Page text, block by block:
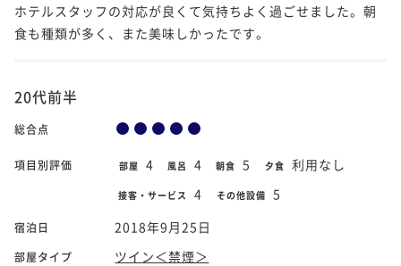
ホテルスタッフの対応が良くて気持ちよく過ごせました。朝
食も種類が多く、また美味しかったです。
20代前半
総合点
項目別評価 部屋 4 風呂 4 朝食 5 夕食 利用なし
接客・サービス 4 その他設備 5
宿泊日 2018年9月25日
部屋タイプ
ツイン＜禁煙＞